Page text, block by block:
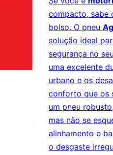
compacto, sabe
bolso. O pneu
solução ideal
segurança no
uma excelente
urbano e os
conforto que os
um pneu
mas não se
alinhamento e
o desgaste